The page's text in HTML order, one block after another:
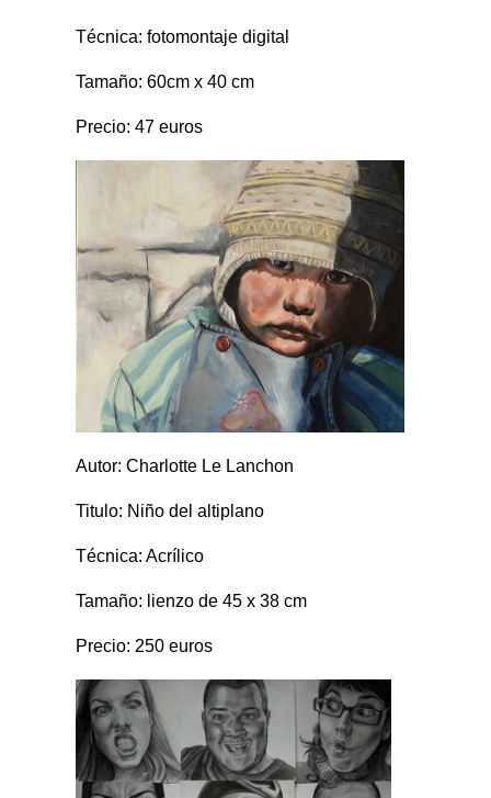
Técnica: fotomontaje digital
Tamaño: 60cm x 40 cm
Precio: 47 euros
Autor: Charlotte Le Lanchon
Titulo: Niño del altiplano
Técnica: Acrílico
Tamaño: lienzo de 45 x 38 cm
Precio: 250 euros